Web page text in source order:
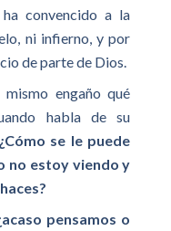
convencido a la
ni infierno, y por
de parte de Dios.
engaño qué
habla de su
¿Cómo se le puede
no estoy viendo y
pensamos o